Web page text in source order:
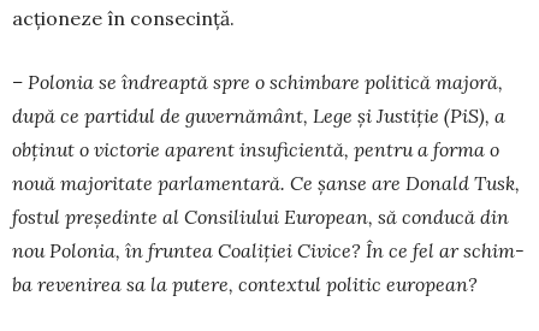
acționeze în consecință.
– Polonia se îndreaptă spre o schimbare politi­că majoră,
după ce partidul de guvernământ, Lege și Justiție (PiS), a
obținut o victorie aparent insufi­ci­entă, pentru a forma o
nouă majoritate parla­men­tară. Ce șanse are Donald Tusk,
fostul preșe­din­te al Consiliului European, să conducă din
nou Po­lonia, în fruntea Coaliției Civice? În ce fel ar schim­
ba revenirea sa la putere, contextul politic european?